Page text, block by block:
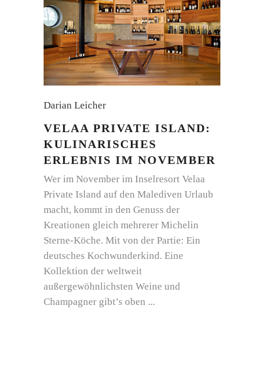
Darian Leicher
VELAA PRIVATE ISLAND:
KULINARISCHES
ERLEBNIS IM NOVEMBER
Wer im November im Inselresort Velaa
Private Island auf den Malediven Urlaub
macht, kommt in den Genuss der
Kreationen gleich mehrerer Michelin
Sterne-Köche. Mit von der Partie: Ein
deutsches Kochwunderkind. Eine
Kollektion der weltweit
außergewöhnlichsten Weine und
Champagner gibt’s oben